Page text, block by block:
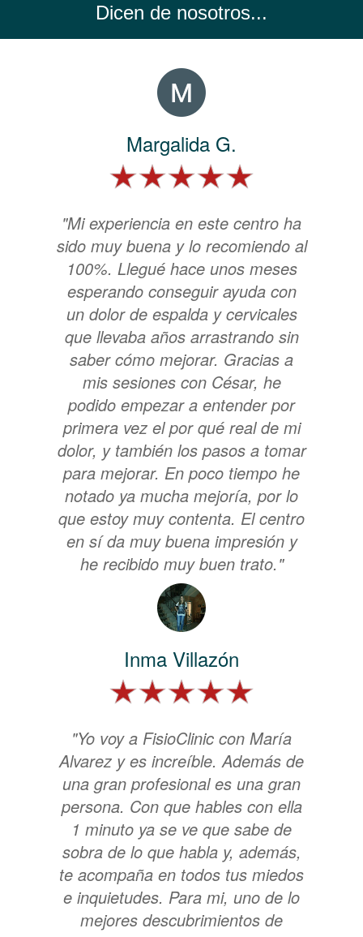
Dicen de nosotros...
Margalida G.
"Mi experiencia en este centro ha
sido muy buena y lo recomiendo al
100%. Llegué hace unos meses
esperando conseguir ayuda con
un dolor de espalda y cervicales
que llevaba años arrastrando sin
saber cómo mejorar. Gracias a
mis sesiones con César, he
podido empezar a entender por
primera vez el por qué real de mi
dolor, y también los pasos a tomar
para mejorar. En poco tiempo he
notado ya mucha mejoría, por lo
que estoy muy contenta. El centro
en sí da muy buena impresión y
he recibido muy buen trato."
Inma Villazón
"Yo voy a FisioClinic con María
Alvarez y es increíble. Además de
una gran profesional es una gran
persona. Con que hables con ella
1 minuto ya se ve que sabe de
sobra de lo que habla y, además,
te acompaña en todos tus miedos
e inquietudes. Para mi, uno de lo
mejores descubrimientos de